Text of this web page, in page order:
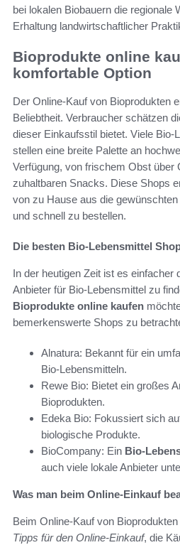
bei lokalen Biobauern die regionale
Erhaltung landwirtschaftlicher
Bioprodukte online
komfortable Option
Der Online-Kauf von Bioprodukten
Beliebtheit. Verbraucher schätzen
dieser Einkaufsstil bietet. Viele Bio-
stellen eine breite Palette an
Verfügung, von frischem Obst über
zuhaltbaren Snacks. Diese Shops
von zu Hause aus die
und schnell zu bestellen.
Die besten Bio-Lebensmittel
In der heutigen Zeit ist es einfacher
Anbieter für Bio-Lebensmittel zu
Bioprodukte online kaufen
bemerkenswerte Shops zu
Alnatura: Bekannt für ein
Bio-Lebensmitteln.
Rewe Bio: Bietet ein großes
Bioprodukten.
Edeka Bio: Fokussiert sich
biologische Produkte.
BioCompany: Ein Bio-
auch viele lokale Anbieter
Was man beim Online-Einkauf
Beim Online-Kauf von
Tipps für den Online-Einkauf, die